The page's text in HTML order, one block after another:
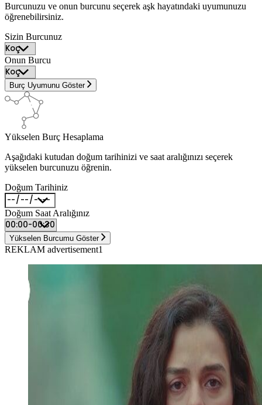
Burcunuzu ve onun burcunu seçerek aşk hayatındaki uyumunuzu
öğrenebilirsiniz.
Sizin Burcunuz
Onun Burcu
Burç Uyumunu Göster
Yükselen Burç Hesaplama
Aşağıdaki kutudan doğum tarihinizi ve saat aralığınızı seçerek
yükselen burcunuzu öğrenin.
Doğum Tarihiniz
Doğum Saat Aralığınız
Yükselen Burcumu Göster
REKLAM advertisement1